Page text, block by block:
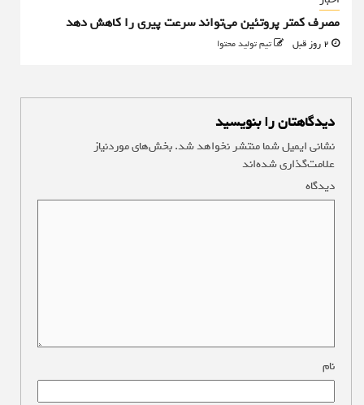
مصرف کمتر پروتئین می‌تواند سرعت پیری را کاهش دهد
تیم تولید محتوا
دیدگاهتان را بنویسید
نشانی ایمیل شما منتشر نخواهد شد.بخش‌های موردنیاز
علامت‌گذاری شده‌اند
دیدگاه
نام